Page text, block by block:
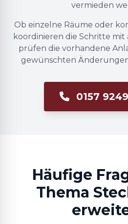
vermieden
Ob einzelne Räume oder
koordinieren die Schritte
prüfen die vorhandene
gewünschten
0157
Häufige
Thema